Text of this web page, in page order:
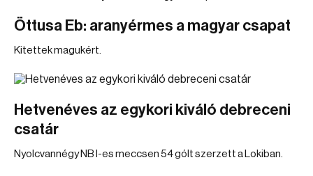
Öttusa Eb: aranyérmes a magyar csapat
Kitettek magukért.
Hetvenéves az egykori kiváló debreceni
csatár
Nyolcvannégy NB I-es meccsen 54 gólt szerzett a Lokiban.